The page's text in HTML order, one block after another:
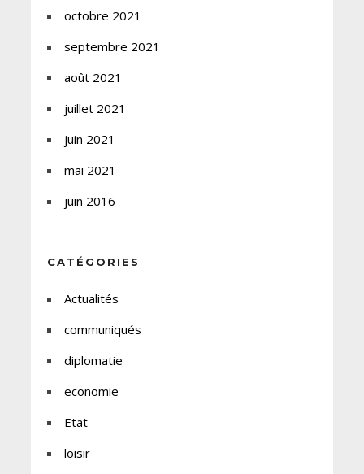
octobre 2021
septembre 2021
août 2021
juillet 2021
juin 2021
mai 2021
juin 2016
CATÉGORIES
Actualités
communiqués
diplomatie
economie
Etat
loisir